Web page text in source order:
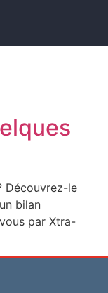
Découvrez-le
bilan
par Xtra-